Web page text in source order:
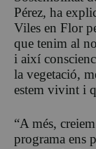
Pérez, ha
Viles en Flor
que tenim al
i així
la vegetació,
estem vivint i
“A més,
programa ens